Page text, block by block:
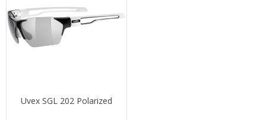
Uvex SGL 202 Polarized